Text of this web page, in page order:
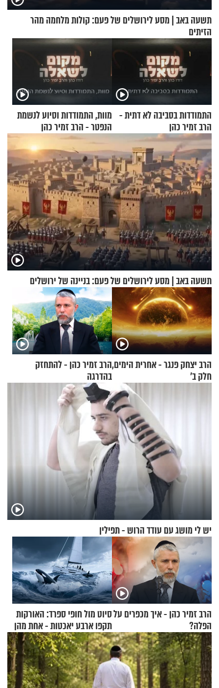
תשעה באב | מסע לירושלים של פעם: קולות מלחמה מהר
הזיתים
התמודדות בסביבה לא דתית -
הרב זמיר כהן
מוות, התמודדות וסיוע לנשמת
הנפטר - הרב זמיר כהן
תשעה באב | מסע לירושלים של פעם: בניינה של ירושלים
הרב יצחק פנגר - אחרית הימים,
חלק ב’
הרב זמיר כהן - להתחזק
בהדרגה
יש לי מושג עם עודד הרוש - תפילין
הרב זמיר כהן - איך מכפרים על
הפלה?
סיוט מול חופי ספרד: האורקות
תקפו ארבע יאכטות - אחת מהן
טבעה